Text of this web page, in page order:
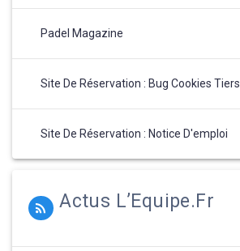
Padel Magazine
Site De Réservation : Bug Cookies Tiers
Site De Réservation : Notice D'emploi
Actus L’Equipe.fr